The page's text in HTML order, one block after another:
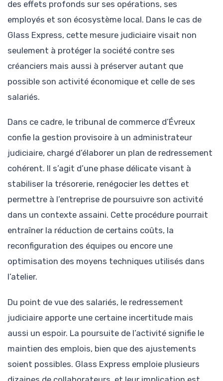
des effets profonds sur ses opérations, ses
employés et son écosystème local. Dans le cas de
Glass Express, cette mesure judiciaire visait non
seulement à protéger la société contre ses
créanciers mais aussi à préserver autant que
possible son activité économique et celle de ses
salariés.
Dans ce cadre, le tribunal de commerce d’Évreux
confie la gestion provisoire à un administrateur
judiciaire, chargé d’élaborer un plan de redressement
cohérent. Il s’agit d’une phase délicate visant à
stabiliser la trésorerie, renégocier les dettes et
permettre à l’entreprise de poursuivre son activité
dans un contexte assaini. Cette procédure pourrait
entraîner la réduction de certains coûts, la
reconfiguration des équipes ou encore une
optimisation des moyens techniques utilisés dans
l’atelier.
Du point de vue des salariés, le redressement
judiciaire apporte une certaine incertitude mais
aussi un espoir. La poursuite de l’activité signifie le
maintien des emplois, bien que des ajustements
soient possibles. Glass Express emploie plusieurs